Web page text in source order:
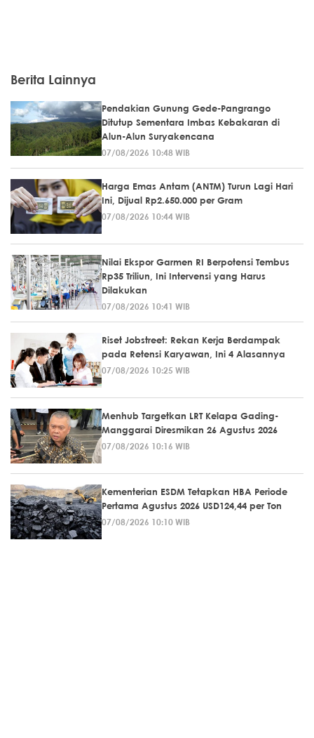
Berita Lainnya
Pendakian Gunung Gede-Pangrango
Ditutup Sementara Imbas Kebakaran di
Alun-Alun Suryakencana
07/08/2026 10:48 WIB
Harga Emas Antam (ANTM) Turun Lagi Hari
Ini, Dijual Rp2.650.000 per Gram
07/08/2026 10:44 WIB
Nilai Ekspor Garmen RI Berpotensi Tembus
Rp35 Triliun, Ini Intervensi yang Harus
Dilakukan
07/08/2026 10:41 WIB
Riset Jobstreet: Rekan Kerja Berdampak
pada Retensi Karyawan, Ini 4 Alasannya
07/08/2026 10:25 WIB
Menhub Targetkan LRT Kelapa Gading-
Manggarai Diresmikan 26 Agustus 2026
07/08/2026 10:16 WIB
Kementerian ESDM Tetapkan HBA Periode
Pertama Agustus 2026 USD124,44 per Ton
07/08/2026 10:10 WIB